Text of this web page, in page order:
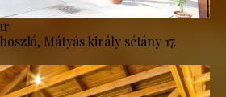
Mátyás király sétány 17.